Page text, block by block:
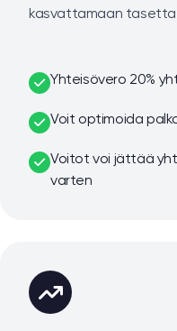
kasvattamaan
Yhteisövero 20%
Voit optimoida
Voitot voi jättää
varten